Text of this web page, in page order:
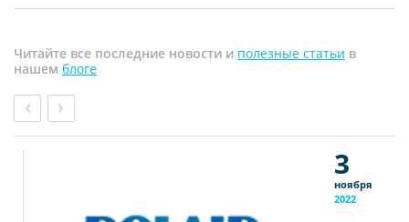
Читайте все последние новости и полезные статьи в
нашем блоге
3
ноября
2022